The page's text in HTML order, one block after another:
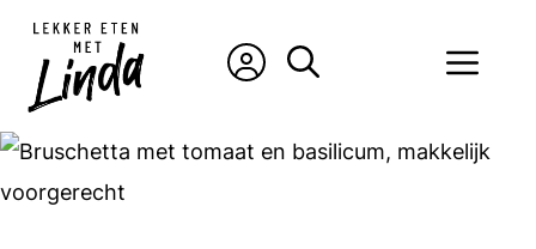
naar
inhoud